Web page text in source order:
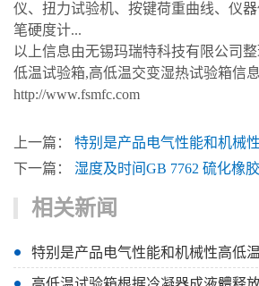
仪、扭力试验机、按键荷重曲线、仪
笔硬度计...
以上信息由无锡玛瑞特科技有限公司
低温试验箱,高低温交变湿热试验箱信
http://www.fsmfc.com
上一篇： 特别是产品电气性能和机械
下一篇： 湿度及时间GB 7762 硫化橡
相关新闻
特别是产品电气性能和机械性高低